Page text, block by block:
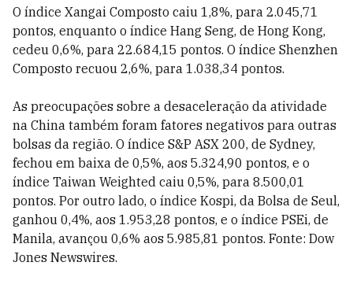
O índice Xangai Composto caiu 1,8%, para 2.045,71
pontos, enquanto o índice Hang Seng, de Hong Kong,
cedeu 0,6%, para 22.684,15 pontos. O índice Shenzhen
Composto recuou 2,6%, para 1.038,34 pontos.
As preocupações sobre a desaceleração da atividade
na China também foram fatores negativos para outras
bolsas da região. O índice S&P ASX 200, de Sydney,
fechou em baixa de 0,5%, aos 5.324,90 pontos, e o
índice Taiwan Weighted caiu 0,5%, para 8.500,01
pontos. Por outro lado, o índice Kospi, da Bolsa de Seul,
ganhou 0,4%, aos 1.953,28 pontos, e o índice PSEi, de
Manila, avançou 0,6% aos 5.985,81 pontos. Fonte: Dow
Jones Newswires.